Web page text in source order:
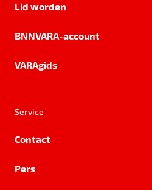
Lid worden
BNNVARA-account
VARAgids
Service
Contact
Pers